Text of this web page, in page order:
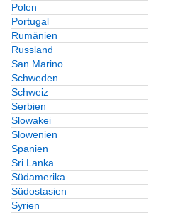
Polen
Portugal
Rumänien
Russland
San Marino
Schweden
Schweiz
Serbien
Slowakei
Slowenien
Spanien
Sri Lanka
Südamerika
Südostasien
Syrien